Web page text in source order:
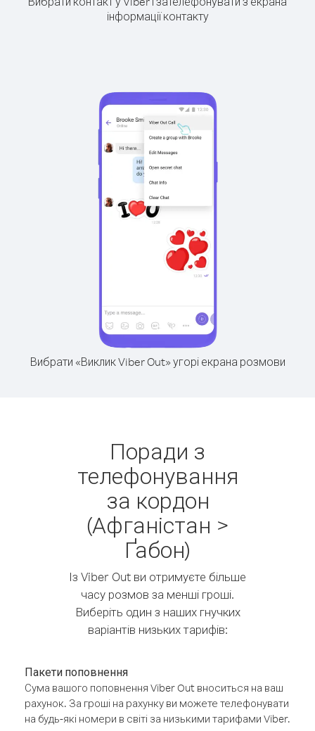
інформації контакту
Вибрати «Виклик Viber Out» угорі екрана розмови
Поради з
телефонування
за кордон
(Афганістан >
Ґабон)
Із Viber Out ви отримуєте більше
часу розмов за менші гроші.
Виберіть один з наших гнучких
варіантів низьких тарифів:
Пакети поповнення
Сума вашого поповнення Viber Out вноситься на ваш
рахунок. За гроші на рахунку ви можете телефонувати
на будь-які номери в світі за низькими тарифами Viber.